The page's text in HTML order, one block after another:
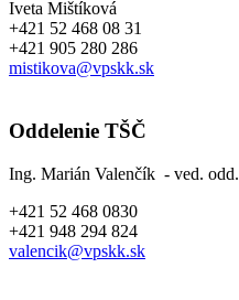
Iveta Mištíková
+421 52 468 08 31
+421 905 280 286
mistikova@vpskk.sk
Oddelenie TŠČ
Ing. Marián Valenčík - ved. odd.
+421 52 468 0830
+421 948 294 824
valencik@vpskk.sk